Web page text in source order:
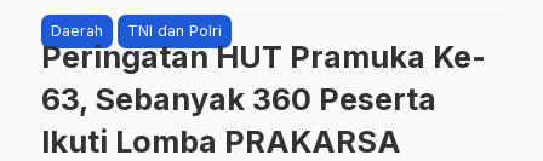
Daerah TNI dan Polri
Peringatan HUT Pramuka Ke-
63, Sebanyak 360 Peserta
Ikuti Lomba PRAKARSA